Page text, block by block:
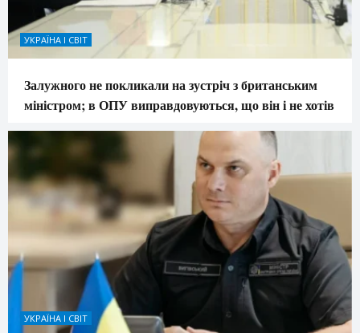
УКРАЇНА І СВІТ
Залужного не покликали на зустріч з британським
міністром; в ОПУ виправдовуються, що він і не хотів
УКРАЇНА І СВІТ